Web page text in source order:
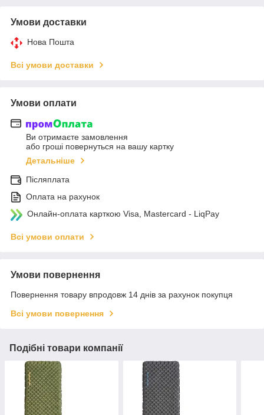
Умови доставки
Нова Пошта
Всі умови доставки
Умови оплати
Ви отримаєте замовлення
або гроші повернуться на вашу картку
Детальніше
Післяплата
Оплата на рахунок
Онлайн-оплата карткою Visa, Mastercard - LiqPay
Всі умови оплати
Умови повернення
Повернення товару впродовж 14 днів за рахунок покупця
Всі умови повернення
Подібні товари компанії